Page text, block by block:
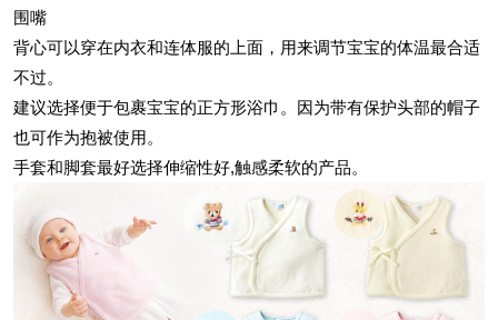
围嘴
背心可以穿在内衣和连体服的上面，用来调节宝宝的体温最合适
不过。
建议选择便于包裹宝宝的正方形浴巾。因为带有保护头部的帽子
也可作为抱被使用。
手套和脚套最好选择伸缩性好,触感柔软的产品。